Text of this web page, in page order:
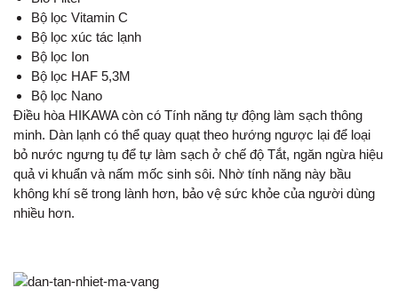
Bộ lọc Vitamin C
Bộ lọc xúc tác lạnh
Bộ lọc Ion
Bộ lọc HAF 5,3M
Bộ lọc Nano
Điều hòa HIKAWA còn có Tính năng tự động làm sạch thông
minh. Dàn lạnh có thể quay quạt theo hướng ngược lại để loại
bỏ nước ngưng tụ để tự làm sạch ở chế độ Tắt, ngăn ngừa hiệu
quả vi khuẩn và nấm mốc sinh sôi. Nhờ tính năng này bầu
không khí sẽ trong lành hơn, bảo vệ sức khỏe của người dùng
nhiều hơn.